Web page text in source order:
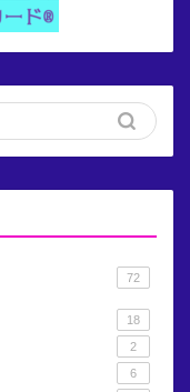
72
18
2
6